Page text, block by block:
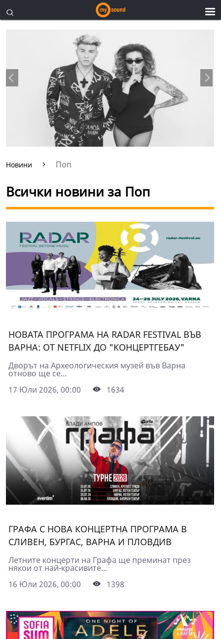
Новини Поп
Всички новини за Поп
НОВАТА ПРОГРАМА НА RADAR FESTIVAL ВЪВ
ВАРНА: ОТ NETFLIX ДО "КОНЦЕРТГЕБАУ"
Дворът на Археологическия музей във Варна
отново ще се...
17 Юли 2026, 00:00
1634
ГРАФА С НОВА КОНЦЕРТНА ПРОГРАМА В
СЛИВЕН, БУРГАС, ВАРНА И ПЛОВДИВ
Летните концерти на Графа ще преминат през
някои от най-красивите...
16 Юли 2026, 00:00
1398